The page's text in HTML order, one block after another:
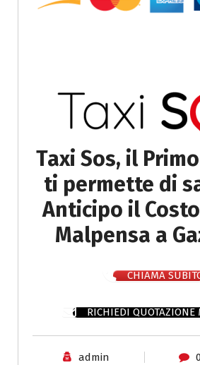
Taxi Sos, il
ti permette di
Anticipo il
Malpensa a
CHIAMA
RICHIEDI QUOTAZIONE
admin